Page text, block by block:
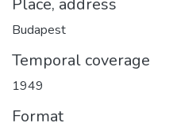
Place, address
Budapest
Temporal coverage
1949
Format